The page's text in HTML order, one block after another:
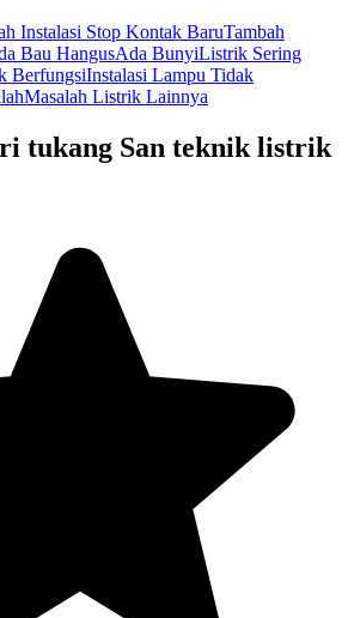
Instalasi Stop Kontak BaruTambah
Bau HangusAda BunyiListrik Sering
BerfungsiInstalasi Lampu Tidak
Masalah Listrik Lainnya
tukang San teknik listrik